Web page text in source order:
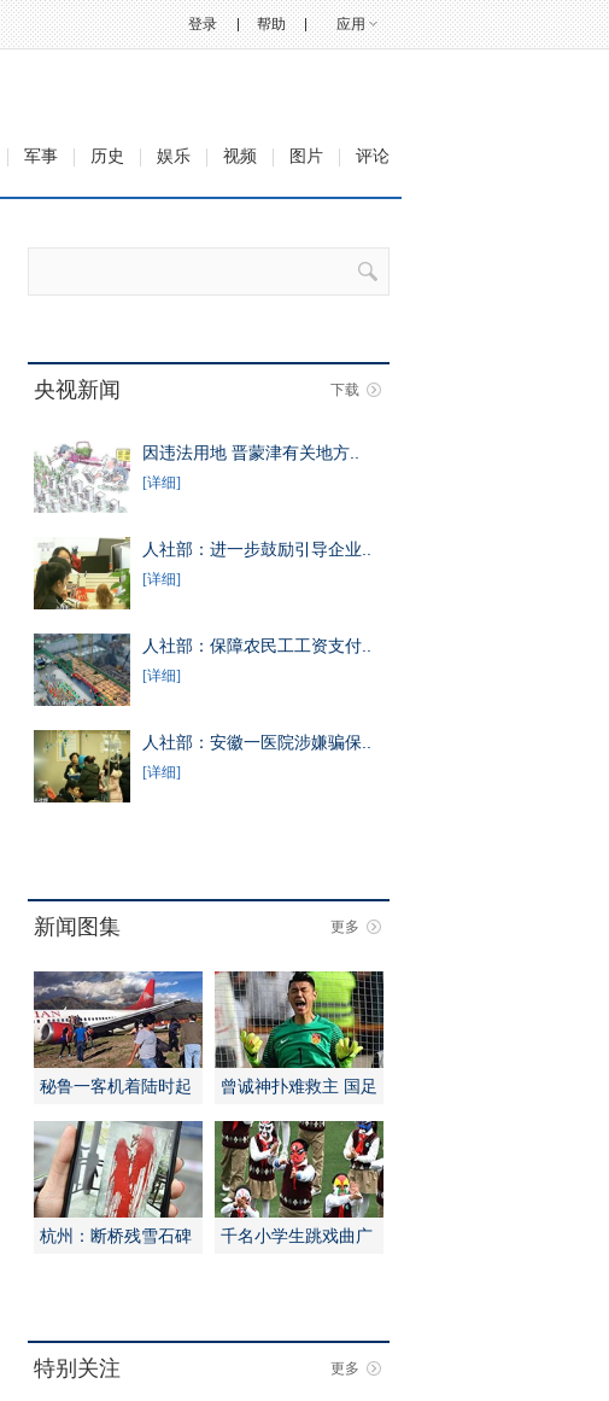
帮助 应用
登录
军事 历史 娱乐 视频 图片 评论
央视新闻 下载
因违法用地 晋蒙津有关地方..
[详细]
人社部：进一步鼓励引导企业..
[详细]
人社部：保障农民工工资支付..
[详细]
人社部：安徽一医院涉嫌骗保..
[详细]
新闻图集 更多
秘鲁一客机着陆时起
火
曾诚神扑难救主 国足
不敌伊朗
杭州：断桥残雪石碑
千名小学生跳戏曲广
特别关注 更多